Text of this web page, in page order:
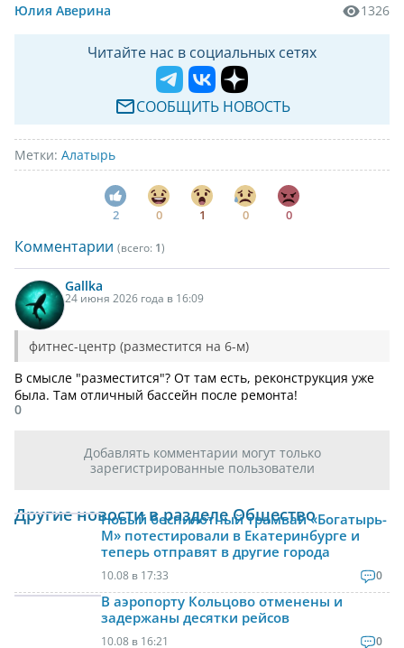
Юлия Аверина 1326
Читайте нас в социальных сетях
СООБЩИТЬ НОВОСТЬ
Метки: Алатырь
2 0 1 0 0
Комментарии (всего: 1)
Gallka
24 июня 2026 года в 16:09
фитнес-центр (разместится на 6-м)
В смысле "разместится"? От там есть, реконструкция уже
была. Там отличный бассейн после ремонта!
0
Добавлять комментарии могут только
зарегистрированные пользователи
Другие новости в разделе Общество
Новый беспилотный трамвай «Богатырь-
М» потестировали в Екатеринбурге и
теперь отправят в другие города
10.08 в 17:33 0
В аэропорту Кольцово отменены и
задержаны десятки рейсов
10.08 в 16:21 0